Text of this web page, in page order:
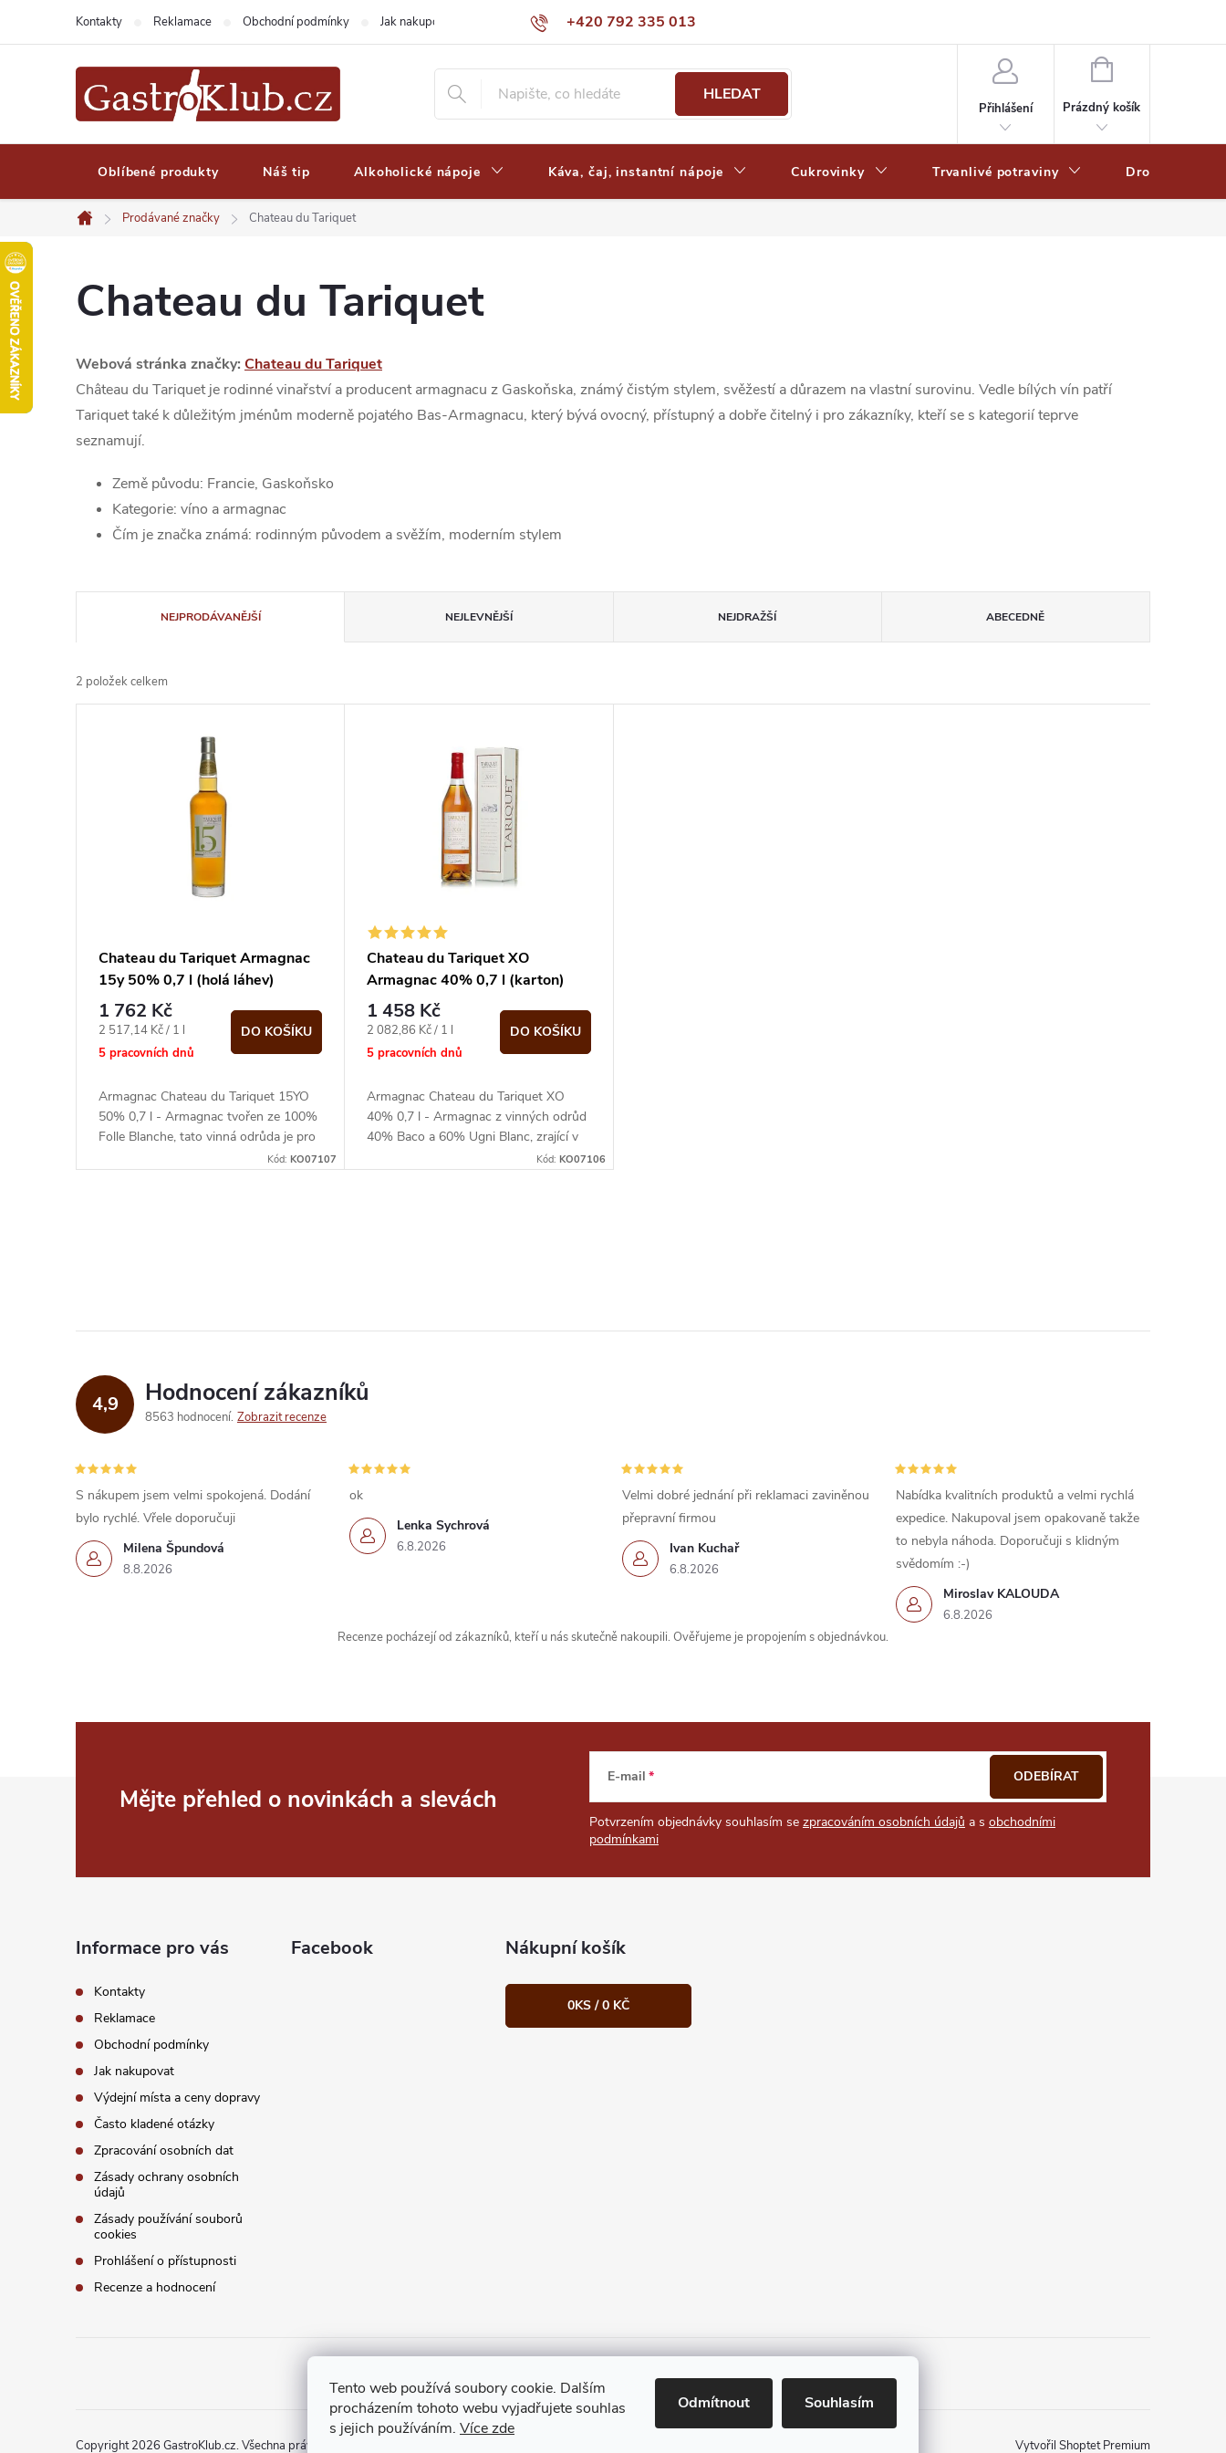
Tento web používá soubory cookie. Dalším
procházením tohoto webu vyjadřujete souhlas
s jejich používáním. Více zde
Odmítnout Souhlasím
+420 792 335 013
Kontakty Reklamace Obchodní podmínky Jak nakupovat Výdejní místa a ceny dopravy Často kladené otázky
HLEDAT
Přihlášení
NÁKUPNÍ
Prázdný košík
Oblíbené produkty Náš tip Alkoholické nápoje Káva, čaj, instantní nápoje Cukrovinky Trvanlivé potraviny Drogerie
Domů
Prodávané značky Chateau du Tariquet
Chateau du Tariquet
Webová stránka značky: Chateau du Tariquet
Château du Tariquet je rodinné vinařství a producent armagnacu z Gaskoňska, známý čistým stylem, svěžestí a důrazem na vlastní surovinu. Vedle bílých vín patří
Tariquet také k důležitým jménům moderně pojatého Bas-Armagnacu, který bývá ovocný, přístupný a dobře čitelný i pro zákazníky, kteří se s kategorií teprve
seznamují.
Země původu: Francie, Gaskoňsko
Kategorie: víno a armagnac
Čím je značka známá: rodinným původem a svěžím, moderním stylem
a
z
t
NEJPRODÁVANĚJŠÍ NEJLEVNĚJŠÍ NEJDRAŽŠÍ ABECEDNĚ
2 položek celkem
k
Chateau du Tariquet Armagnac
15y 50% 0,7 l (holá láhev)
1 762 Kč
Měrná
cena:
2 517,14 Kč / 1 l
5 pracovních dnů
DO KOŠÍKU
Armagnac Chateau du Tariquet 15YO
50% 0,7 l - Armagnac tvořen ze 100%
Folle Blanche, tato vinná odrůda je pro
tento ušlechtilý nápoj nejvhodnější,...
Kód:KO07107
Chateau du Tariquet XO
Armagnac 40% 0,7 l (karton)
1 458 Kč
Měrná
cena:
2 082,86 Kč / 1 l
5 pracovních dnů
DO KOŠÍKU
Armagnac Chateau du Tariquet XO
40% 0,7 l - Armagnac z vinných odrůd
40% Baco a 60% Ugni Blanc, zrající v
sudu 15 let. Vonící po čerstvém...
Kód: KO07106
d
a
c
í
p
r
v
4,9 Hodnocení zákazníků
8563 hodnocení Zobrazit recenze
Milena Špundová
8.8.2026
S nákupem jsem velmi spokojená. Dodání
bylo rychlé. Vřele doporučuji
Lenka Sychrová
6.8.2026
ok
Ivan Kuchař
6.8.2026
Velmi dobré jednání při reklamaci zaviněnou
přepravní firmou
Miroslav KALOUDA
6.8.2026
Nabídka kvalitních produktů a velmi rychlá
expedice. Nakupoval jsem opakovaně takže
to nebyla náhoda. Doporučuji s klidným
svědomím :-)
Recenze pocházejí od zákazníků, kteří u nás skutečně nakoupili. Ověřujeme je propojením s objednávkou.
Mějte přehled o novinkách a slevách
E-mail
Potvrzením objednávky souhlasím se zpracováním osobních údajů a s obchodními
podmínkami
ODEBÍRAT
Informace pro vás
Kontakty
Reklamace
Obchodní podmínky
Jak nakupovat
Výdejní místa a ceny dopravy
Často kladené otázky
Zpracování osobních dat
Zásady ochrany osobních
údajů
Zásady používání souborů
cookies
Prohlášení o přístupnosti
Recenze a hodnocení
Facebook Nákupní košík
0KS /0 KČ
Vytvořil Shoptet Premium
Copyright 2026 GastroKlub.cz. Všechna práva vyhrazena.